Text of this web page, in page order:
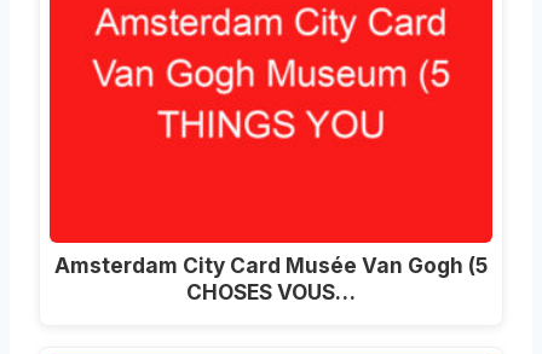
Amsterdam City Card Musée Van Gogh (5
CHOSES VOUS…